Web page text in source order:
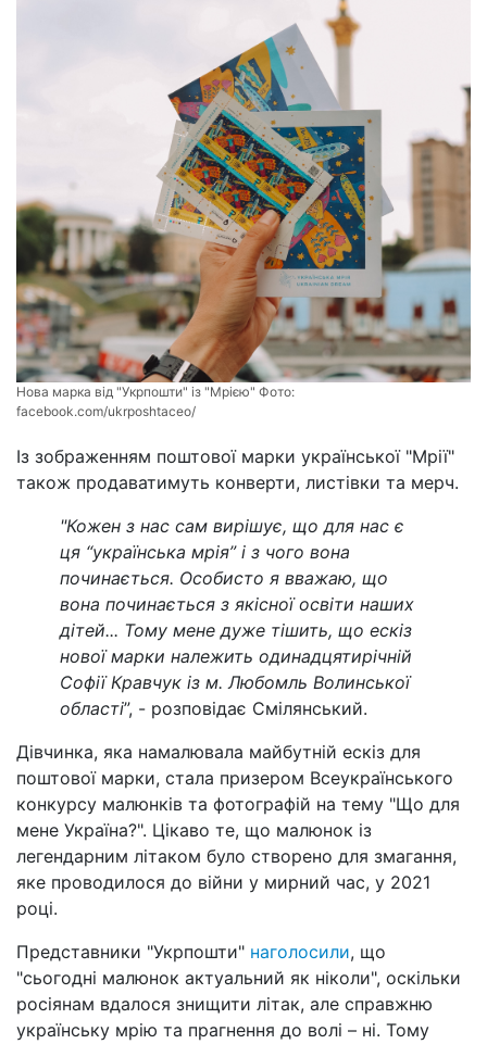
Нова марка від "Укрпошти" із "Мрією" Фото:
facebook.com/ukrposhtaceo/
Із зображенням поштової марки української "Мрії"
також продаватимуть конверти, листівки та мерч.
"Кожен з нас сам вирішує, що для нас є
ця “українська мрія” і з чого вона
починається. Особисто я вважаю, що
вона починається з якісної освіти наших
дітей... Тому мене дуже тішить, що ескіз
нової марки належить одинадцятирічній
Софії Кравчук із м. Любомль Волинської
області”, - розповідає Смілянський.
Дівчинка, яка намалювала майбутній ескіз для
поштової марки, стала призером Всеукраїнського
конкурсу малюнків та фотографій на тему "Що для
мене Україна?". Цікаво те, що малюнок із
легендарним літаком було створено для змагання,
яке проводилося до війни у мирний час, у 2021
році.
Представники "Укрпошти" наголосили, що
"сьогодні малюнок актуальний як ніколи", оскільки
росіянам вдалося знищити літак, але справжню
українську мрію та прагнення до волі – ні. Тому